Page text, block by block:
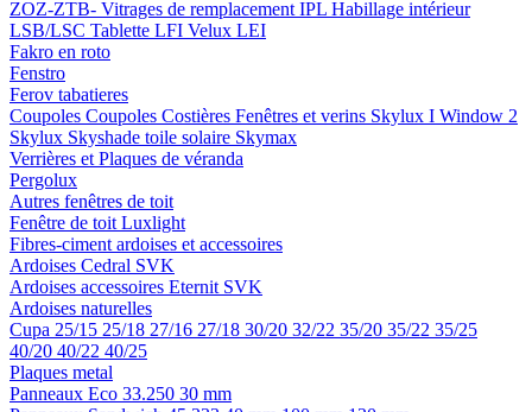
ZOZ-ZTB- Vitrages de remplacement IPL Habillage intérieur
LSB/LSC Tablette LFI Velux LEI
Fakro en roto
Fenstro
Ferov tabatieres
Coupoles Coupoles Costières Fenêtres et verins Skylux I Window 2
Skylux Skyshade toile solaire Skymax
Verrières et Plaques de véranda
Pergolux
Autres fenêtres de toit
Fenêtre de toit Luxlight
Fibres-ciment ardoises et accessoires
Ardoises Cedral SVK
Ardoises accessoires Eternit SVK
Ardoises naturelles
Cupa 25/15 25/18 27/16 27/18 30/20 32/22 35/20 35/22 35/25
40/20 40/22 40/25
Plaques metal
Panneaux Eco 33.250 30 mm